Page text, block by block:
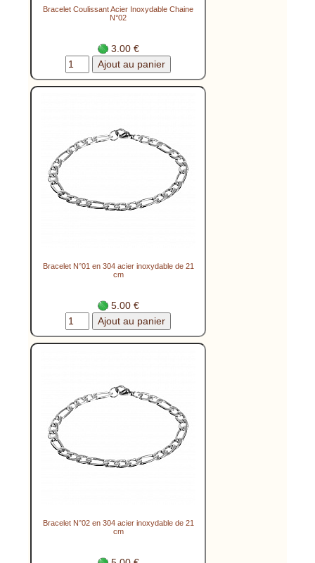
Bracelet Coulissant Acier Inoxydable Chaine
N°02
3.00 €
Bracelet N°01 en 304 acier inoxydable de 21
cm
5.00 €
Bracelet N°02 en 304 acier inoxydable de 21
cm